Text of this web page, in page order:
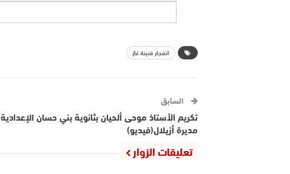
انفجار قنينة غاز
السابق
تكريم الأستاذ موحى ألحيان بثانوية بني حسان الإعدادية
مديرة أزيلال(فيديو)
تعليقات الزوار